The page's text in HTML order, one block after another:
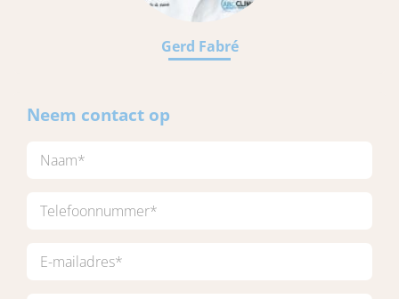
Gerd Fabré
Neem contact op